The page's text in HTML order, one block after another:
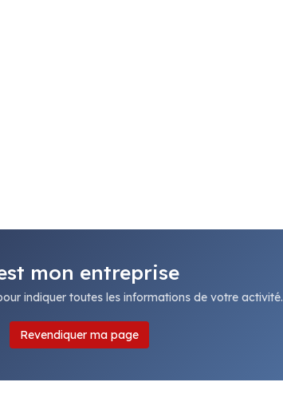
mon entreprise
indiquer toutes les informations de votre activité.
Revendiquer ma page